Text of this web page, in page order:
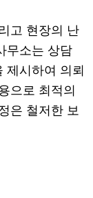
고 현장의 난
무소는 상담
제시하여 의뢰
으로 최적의
은 철저한 보